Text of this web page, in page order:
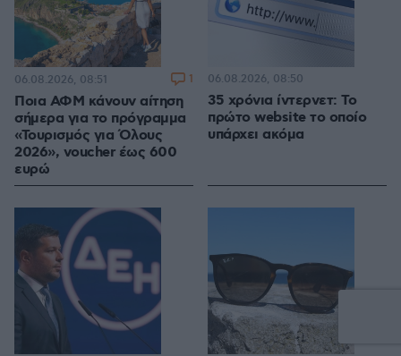
Ποια ΑΦΜ κάνουν αίτηση
σήμερα για το πρόγραμμα
«Τουρισμός για Όλους
2026», voucher έως 600
ευρώ
06.08.2026, 08:51 1
35 χρόνια ίντερνετ: Το
πρώτο website το οποίο
υπάρχει ακόμα
06.08.2026, 08:50